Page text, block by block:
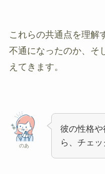
これらの共通点を理解
不通になったのか、そ
えてきます。
のあ
彼の性格
ら、チェ